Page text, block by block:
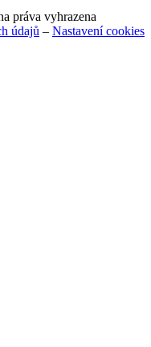
práva vyhrazena
údajů – Nastavení cookies